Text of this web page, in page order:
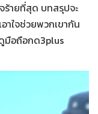
ร้ายที่สุด บทสรุปจะ
าใจช่วยพวกเขากัน
อถือกด3plus